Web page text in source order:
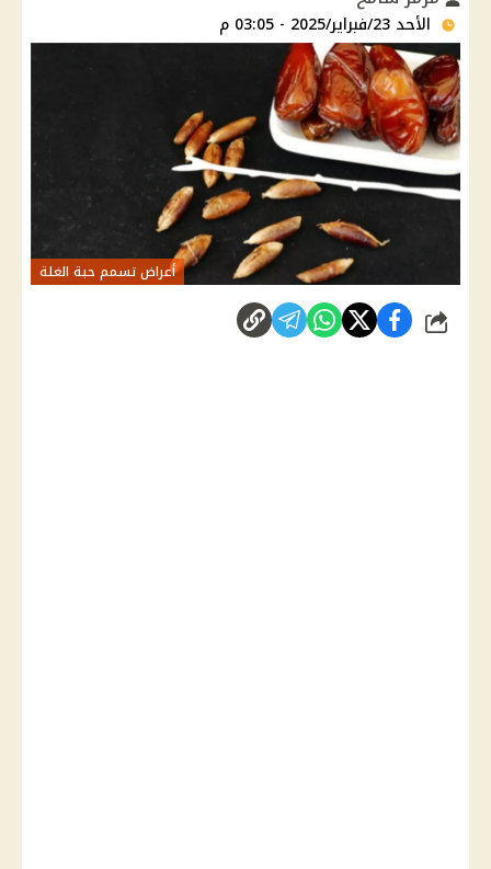
الأحد 23/فبراير/2025 - 03:05 م
أعراض تسمم حبة الغلة
شارك